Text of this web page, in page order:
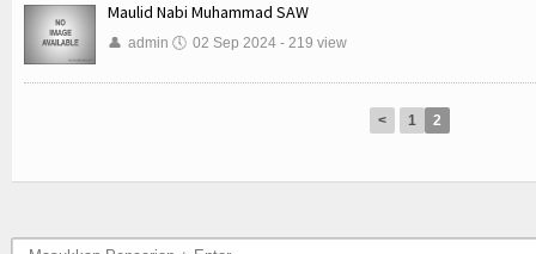
Maulid Nabi Muhammad SAW
👤 admin 🕔 02 Sep 2024 - 219 view
< 1 2